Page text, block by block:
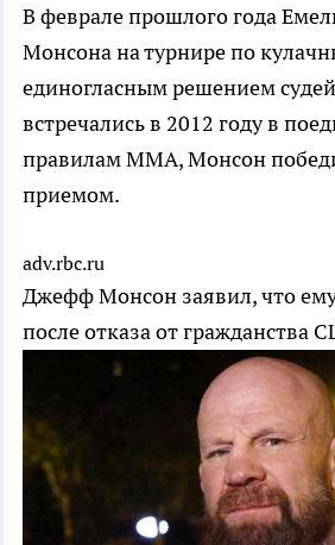
В феврале прошлого года
Монсона на турнире по
единогласным решением
встречались в 2012 году в
правилам ММА, Монсон
приемом.
adv.rbc.ru
Джефф Монсон заявил, что
после отказа от гражданства